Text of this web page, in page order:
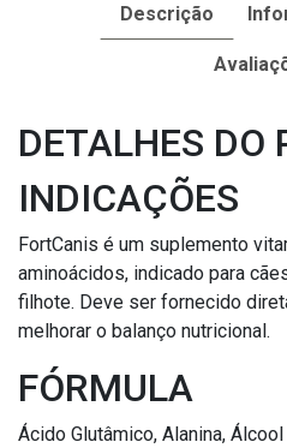
Descrição
DETALHES DO
INDICAÇÕES
FortCanis é um suplemento
aminoácidos, indicado para
filhote. Deve ser fornecido
melhorar o balanço nutricional.
FÓRMULA
Ácido Glutâmico, Alanina,